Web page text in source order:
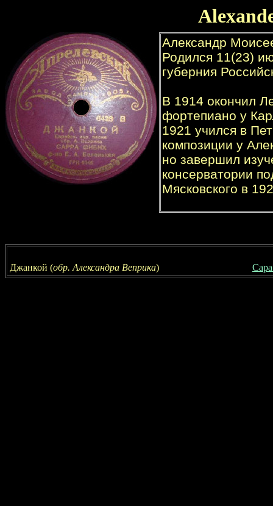
A
Джанкой (обр. Александра Веприка)